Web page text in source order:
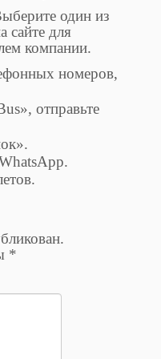
один из
сайте для
компании.
номеров,
отправьте
*